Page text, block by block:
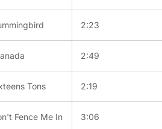
2:23
2:49
Tons 2:19
Fence Me In 3:06